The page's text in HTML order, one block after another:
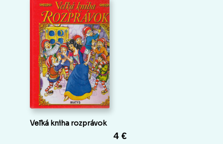
Veľká kniha rozprávok
4 €